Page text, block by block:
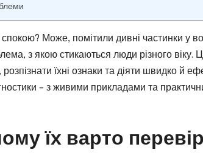
Може, помітили дивні частинки у
з якою стикаються люди різного віку.
їхні ознаки та діяти швидко й
– з живими прикладами та
їх варто